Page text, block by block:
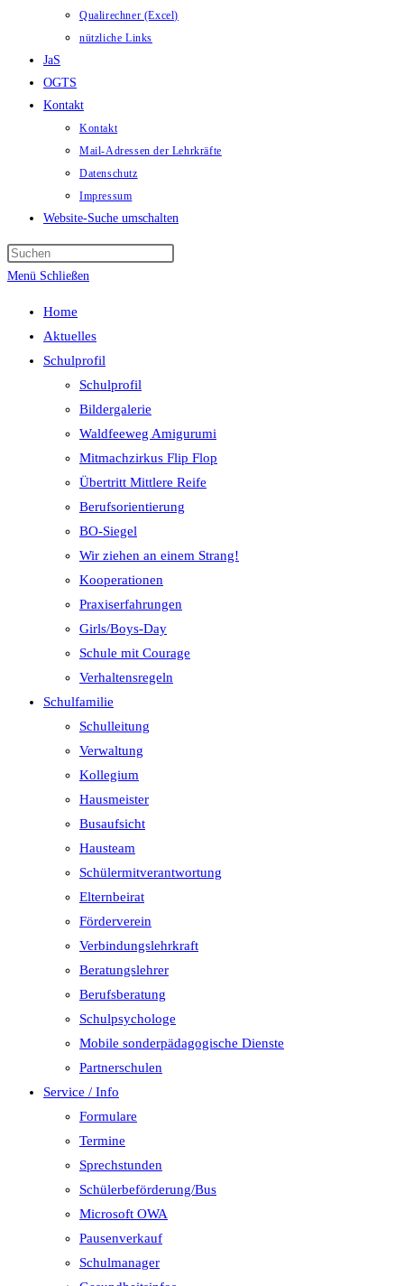
Qualirechner (Excel)
nützliche Links
JaS
OGTS
Kontakt
Kontakt
Mail-Adressen der Lehrkräfte
Datenschutz
Impressum
Website-Suche umschalten
Menü Schließen
Home
Aktuelles
Schulprofil
Schulprofil
Bildergalerie
Waldfeeweg Amigurumi
Mitmachzirkus Flip Flop
Übertritt Mittlere Reife
Berufsorientierung
BO-Siegel
Wir ziehen an einem Strang!
Kooperationen
Praxiserfahrungen
Girls/Boys-Day
Schule mit Courage
Verhaltensregeln
Schulfamilie
Schulleitung
Verwaltung
Kollegium
Hausmeister
Busaufsicht
Hausteam
Schülermitverantwortung
Elternbeirat
Förderverein
Verbindungslehrkraft
Beratungslehrer
Berufsberatung
Schulpsychologe
Mobile sonderpädagogische Dienste
Partnerschulen
Service / Info
Formulare
Termine
Sprechstunden
Schülerbeförderung/Bus
Microsoft OWA
Pausenverkauf
Schulmanager